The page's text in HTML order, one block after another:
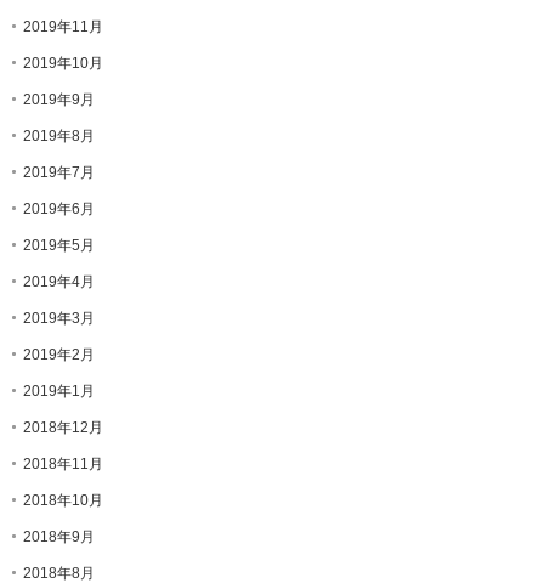
2019年11月
2019年10月
2019年9月
2019年8月
2019年7月
2019年6月
2019年5月
2019年4月
2019年3月
2019年2月
2019年1月
2018年12月
2018年11月
2018年10月
2018年9月
2018年8月